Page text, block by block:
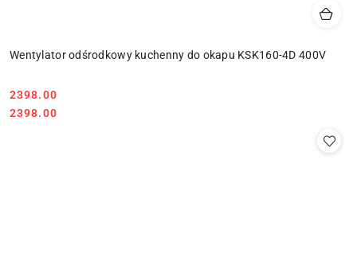
Wentylator odśrodkowy kuchenny do okapu KSK160-4D 400V
Cena:
2398.00
Cena:
2398.00